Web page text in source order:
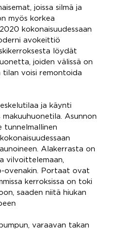
joissa silmä ja
myös korkea
kokonaisuudessaan
avokeittiö
löydät
joiden välissä on
tilan voisi remontoida
ja käynti
Asunnon
tunnelmallinen
Alakerrasta on
vilvoittelemaan,
ovenakin. Portaat ovat
kerroksissa on toki
saaden niitä hiukan
varaavan takan